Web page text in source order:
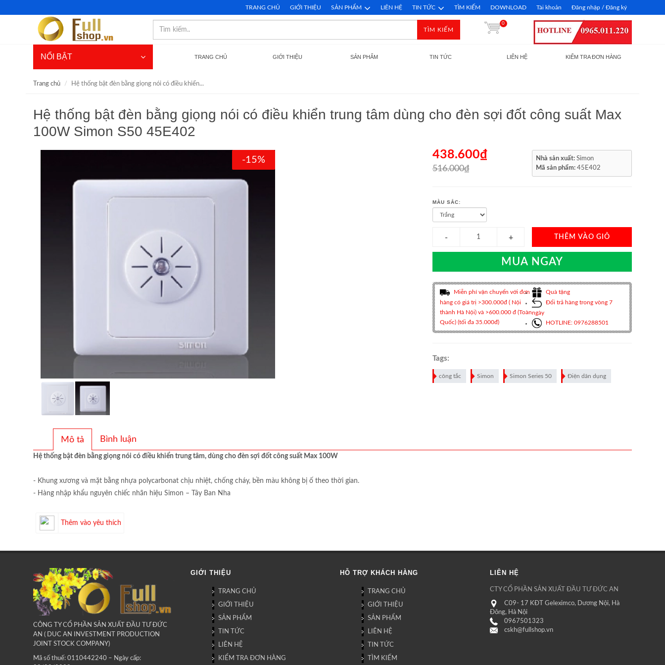
TRANG CHỦ GIỚI THIỆU SẢN PHẨM LIÊN HỆ TIN TỨC TÌM KIẾM DOWNLOAD Tài khoản Đăng nhập / Đăng ký
TÌM KIẾM
0
NỔI BẬT TRANG CHỦ GIỚI THIỆU SẢN PHẨM TIN TỨC LIÊN HỆ KIỂM TRA ĐƠN HÀNG
Trang chủ Hệ thống bật đèn bằng giọng nói có điều khiển...
Hệ thống bật đèn bằng giọng nói có điều khiển trung tâm dùng cho đèn sợi đốt công suất Max
100W Simon S50 45E402
-15% 438.600₫
516.000₫
Nhà sản xuất:Simon
Mã sản phẩm:45E402
MÀU SẮC:
THÊM VÀO GIỎ
MUA NGAY
Miễn phí vận chuyển với đơn
hàng có giá trị >300.000đ ( Nội
thành Hà Nội) và >600.000 đ (Toàn
Quốc) (tối đa 35.000đ)
Quà tặng
Đổi trả hàng trong vòng 7
ngày
HOTLINE: 0976288501
Tags:
công tắc Simon Simon Series 50 Điện dân dụng
Mô tả Bình luận
Hệ thống bật đèn bằng giọng nói có điều khiển trung tâm, dùng cho đèn sợi đốt công suất Max 100W
- Khung xương và mặt bằng nhựa polycarbonat chịu nhiệt, chống cháy, bền màu không bị ố theo thời gian.
- Hàng nhập khẩu nguyên chiếc nhãn hiệu Simon – Tây Ban Nha
Thêm vào yêu thích
CÔNG TY CỔ PHẦN SẢN XUẤT ĐẦU TƯ ĐỨC
AN ( DUC AN INVESTMENT PRODUCTION
JOINT STOCK COMPANY)
Mã số thuế: 0110442240 – Ngày cấp:
GIỚI THIỆU
TRANG CHỦ
GIỚI THIỆU
SẢN PHẨM
TIN TỨC
LIÊN HỆ
KIỂM TRA ĐƠN HÀNG
HỖ TRỢ KHÁCH HÀNG
TRANG CHỦ
GIỚI THIỆU
SẢN PHẨM
LIÊN HỆ
TIN TỨC
TÌM KIẾM
LIÊN HỆ
CTY CỔ PHẦN SẢN XUẤT ĐẦU TƯ ĐỨC AN
C09- 17 KĐT Geleximco, Dương Nội, Hà
Đông, Hà Nội
0967501323
cskh@fullshop.vn